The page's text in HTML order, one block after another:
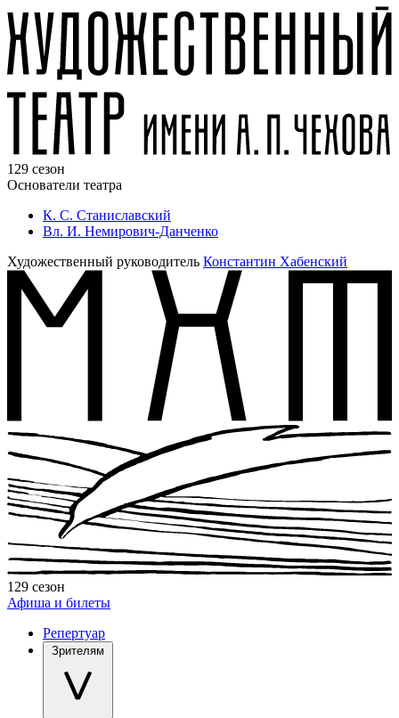
129 сезон
Основатели театра
К. С. Станиславский
Вл. И. Немирович-Данченко
Художественный руководитель Константин Хабенский
129 сезон
Афиша и билеты
Репертуар
Зрителям